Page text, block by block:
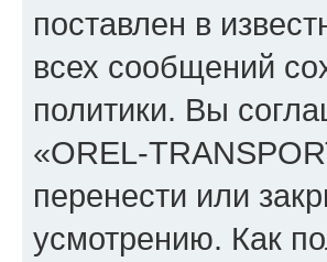
поставлен в
всех сообщений
политики. Вы
«OREL-
перенести или
усмотрению. Как